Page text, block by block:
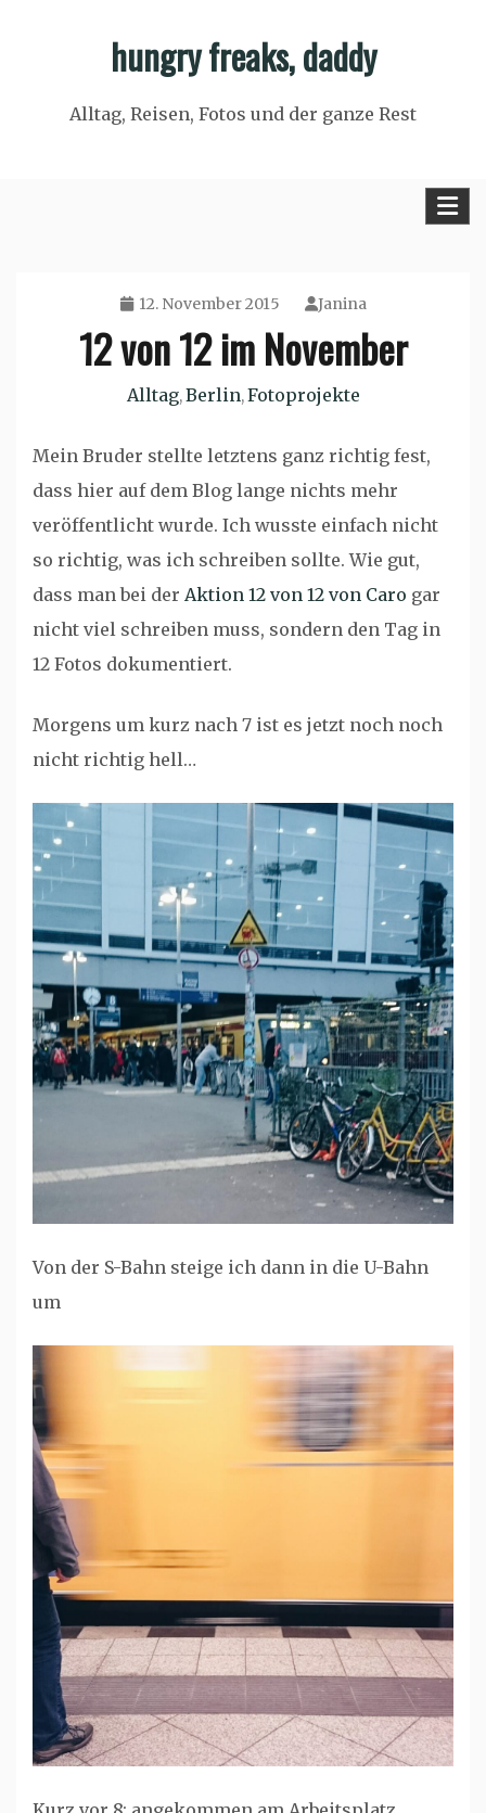
hungry freaks, daddy
Alltag, Reisen, Fotos und der ganze Rest
12. November 2015 Janina
12 von 12 im November
Alltag,Berlin,Fotoprojekte
Mein Bruder stellte letztens ganz richtig fest,
dass hier auf dem Blog lange nichts mehr
veröffentlicht wurde. Ich wusste einfach nicht
so richtig, was ich schreiben sollte. Wie gut,
dass man bei der Aktion 12 von 12 von Caro gar
nicht viel schreiben muss, sondern den Tag in
12 Fotos dokumentiert.
Morgens um kurz nach 7 ist es jetzt noch noch
nicht richtig hell…
Von der S-Bahn steige ich dann in die U-Bahn
um